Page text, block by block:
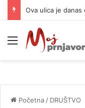
Meni
Početna / DRUŠTVO